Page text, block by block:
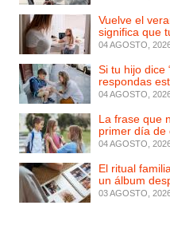
Vuelve el
significa que
04 AGOSTO,
Si tu hijo dice
respondas
04 AGOSTO,
La frase que
primer día de
04 AGOSTO,
El ritual
un álbum
03 AGOSTO,